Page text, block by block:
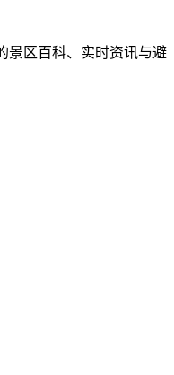
景区百科、实时资讯与避